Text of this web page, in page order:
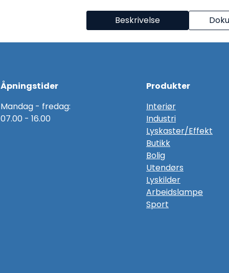
Beskrivelse
Åpningstider
Mandag - fredag:
07.00 - 16.00
Produkter
Interiør
Industri
Lyskaster/Effekt
Butikk
Bolig
Utendørs
Lyskilder
Arbeidslampe
Sport